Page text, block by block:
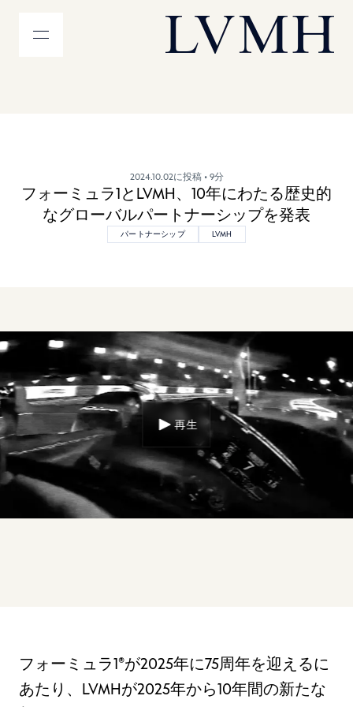
メニュー LVMH ホームページ
フォーミュラ1とLVMH、10年にわたる歴史的
なグローバルパートナーシップを発表
2024.10.02に投稿• 9分
パートナーシップ LVMH
再生
フォーミュラ1®が2025年に75周年を迎えるに
あたり、LVMHが2025年から10年間の新たな